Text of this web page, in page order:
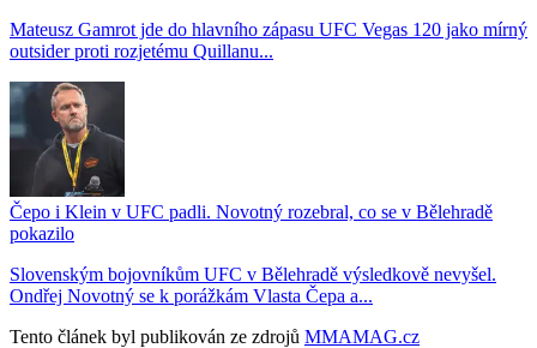
Mateusz Gamrot jde do hlavního zápasu UFC Vegas 120 jako mírný
outsider proti rozjetému Quillanu...
Čepo i Klein v UFC padli. Novotný rozebral, co se v Bělehradě
pokazilo
Slovenským bojovníkům UFC v Bělehradě výsledkově nevyšel.
Ondřej Novotný se k porážkám Vlasta Čepa a...
Tento článek byl publikován ze zdrojů MMAMAG.cz